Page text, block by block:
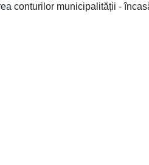
conturilor municipalității -